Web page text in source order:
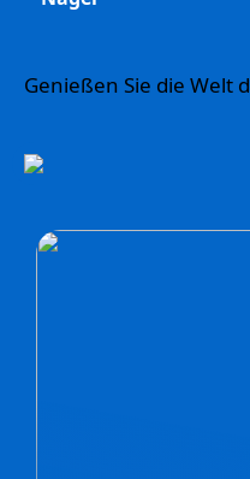
Genießen Sie die Welt